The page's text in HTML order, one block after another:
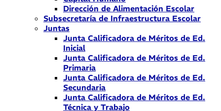
Dirección de Alimentación Escolar
Subsecretaría de Infraestructura Escolar
Juntas
Junta Calificadora de Méritos de Ed.
Inicial
Junta Calificadora de Méritos de Ed.
Primaria
Junta Calificadora de Méritos de Ed.
Secundaria
Junta Calificadora de Méritos de Ed.
Técnica y Trabajo